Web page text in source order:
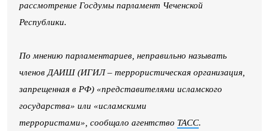
рассмотрение Госдумы парламент Чеченской
Республики.
По мнению парламентариев, неправильно называть
членов ДАИШ (ИГИЛ – террористическая организация,
запрещенная в РФ) «представителями исламского
государства» или «исламскими
террористами», сообщало агентство ТАСС.